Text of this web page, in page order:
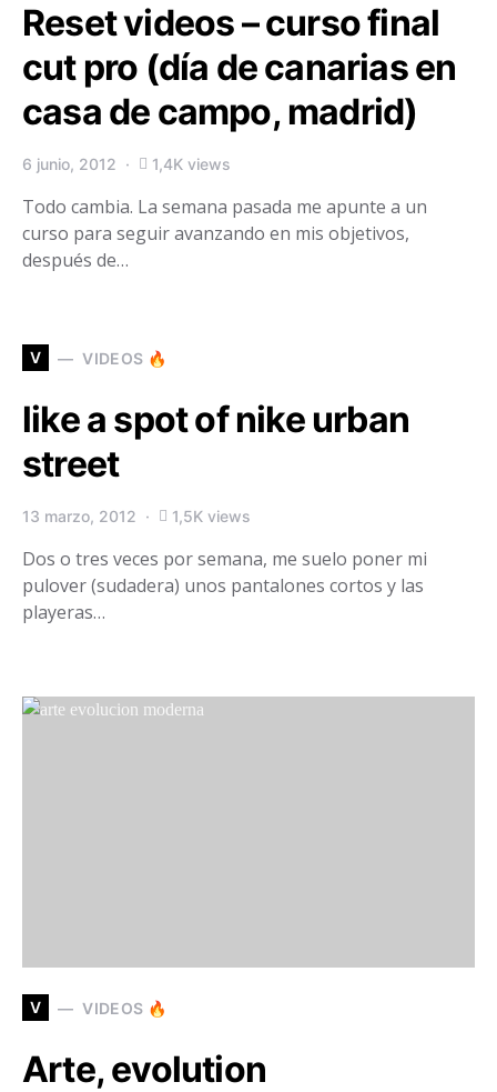
Reset videos – curso final
cut pro (día de canarias en
casa de campo, madrid)
6 junio, 2012 1,4K views
Todo cambia. La semana pasada me apunte a un
curso para seguir avanzando en mis objetivos,
después de…
V VIDEOS 🔥
like a spot of nike urban
street
13 marzo, 2012 1,5K views
Dos o tres veces por semana, me suelo poner mi
pulover (sudadera) unos pantalones cortos y las
playeras…
V VIDEOS 🔥
Arte, evolution